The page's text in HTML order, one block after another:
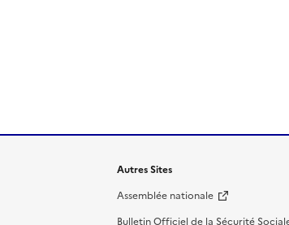
Autres Sites
Assemblée nationale
Bulletin Officiel de la Sécurité